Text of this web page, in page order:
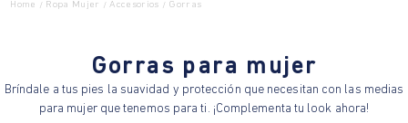
Home / Ropa Mujer / Accesorios / Gorras
Gorras para mujer
Bríndale a tus pies la suavidad y protección que necesitan con las medias
para mujer que tenemos para ti. ¡Complementa tu look ahora!